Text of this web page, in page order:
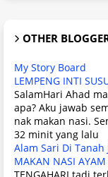
OTHER
My Story Board
LEMPENG INTI
SalamHari Ahad
apa? Aku jawab
nak makan nasi.
32 minit yang lalu
Alam Sari Di Tanah
MAKAN NASI AYAM